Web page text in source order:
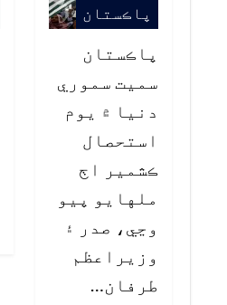
پاڪستان
پاڪستان
سميت سموري
دنيا ۾ يوم
استحصال
ڪشمير اڄ
ملهايو پيو
وڃي، صدر ۽
وزيراعظم
طرفان…